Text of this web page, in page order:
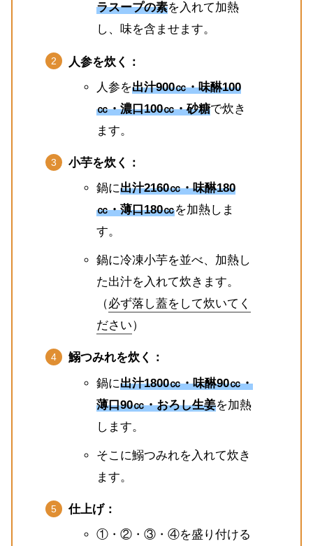
ラスープの素を入れて加熱
し、味を含ませます。
人参を炊く：
人参を出汁900㏄・味醂100
㏄・濃口100㏄・砂糖で炊き
ます。
小芋を炊く：
鍋に出汁2160㏄・味醂180
㏄・薄口180㏄を加熱しま
す。
鍋に冷凍小芋を並べ、加熱し
た出汁を入れて炊きます。
（必ず落し蓋をして炊いてく
ださい）
鰯つみれを炊く：
鍋に出汁1800㏄・味醂90㏄・
薄口90㏄・おろし生姜を加熱
します。
そこに鰯つみれを入れて炊き
ます。
仕上げ：
①・②・③・④を盛り付ける